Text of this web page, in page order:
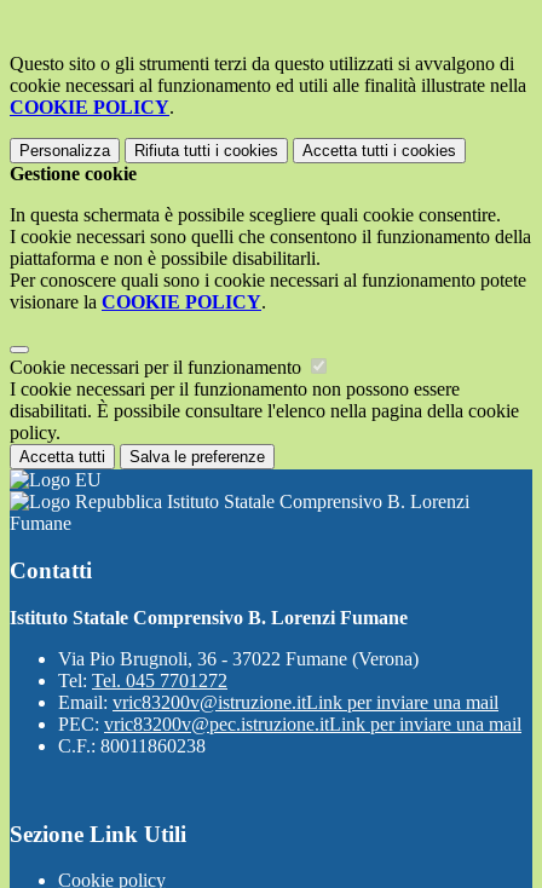
Questo sito o gli strumenti terzi da questo utilizzati si avvalgono di
cookie necessari al funzionamento ed utili alle finalità illustrate nella
COOKIE POLICY.
Personalizza Rifiuta tutti i cookies Accetta tutti i cookies
Gestione cookie
In questa schermata è possibile scegliere quali cookie consentire.
I cookie necessari sono quelli che consentono il funzionamento della
piattaforma e non è possibile disabilitarli.
Per conoscere quali sono i cookie necessari al funzionamento potete
visionare la COOKIE POLICY.
Cookie necessari per il funzionamento
I cookie necessari per il funzionamento non possono essere
disabilitati. È possibile consultare l'elenco nella pagina della cookie
policy.
Accetta tutti Salva le preferenze
Istituto Statale Comprensivo B. Lorenzi
Fumane
Contatti
Istituto Statale Comprensivo B. Lorenzi Fumane
Via Pio Brugnoli, 36 - 37022 Fumane (Verona)
Tel: Tel. 045 7701272
Email: vric83200v@istruzione.itLink per inviare una mail
PEC: vric83200v@pec.istruzione.itLink per inviare una mail
C.F.: 80011860238
Sezione Link Utili
Cookie policy